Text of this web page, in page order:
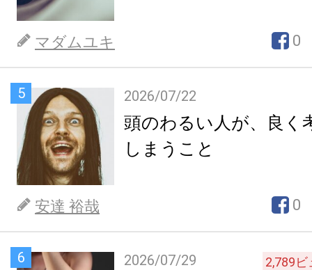
マダムユキ 0
5 2026/07/22
頭のわるい人が、良く
しまうこと
安達 裕哉 0
6 2026/07/29 2,789ビ